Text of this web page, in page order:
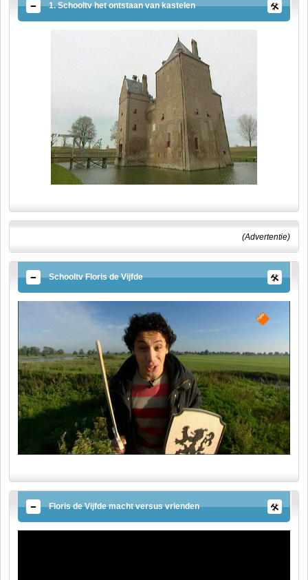
1. Schooltv het ontstaan van kastelen
(Advertentie)
Schooltv Floris de Vijfde
Floris de Vijfde macht versus vrienden